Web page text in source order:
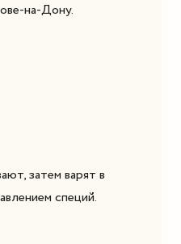
на-Дону.
затем варят в
специй.